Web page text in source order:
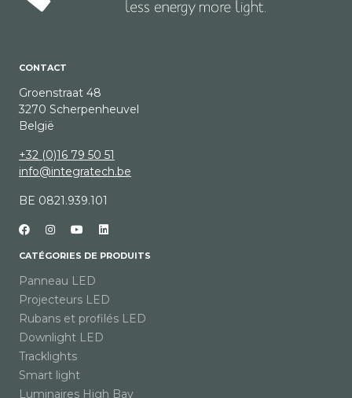
CONTACT
Groenstraat 48
3270 Scherpenheuvel
België
+32 (0)16 79 50 51
info@integratech.be
BE 0821.939.101
CATÉGORIES DE PRODUITS
Panneau LED
Projecteurs LED
Rubans et profilés LED
Downlight LED
Tracklights
Smart light
Luminaires High Bay